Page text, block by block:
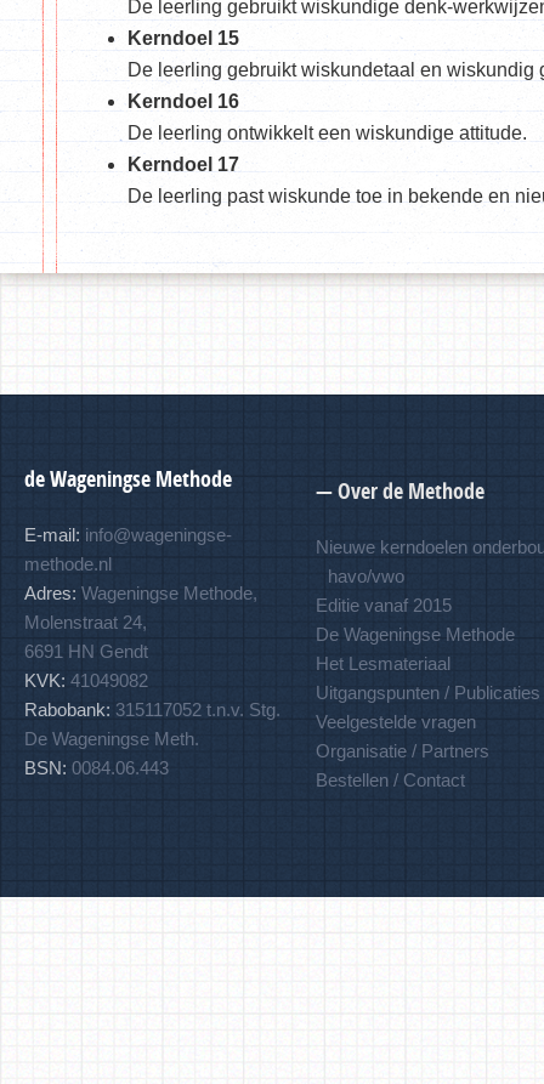
De leerling gebruikt wiskundige denk-
Kerndoel 15
De leerling gebruikt wiskundetaal en wiskundig
Kerndoel 16
De leerling ontwikkelt een wiskundige attitude.
Kerndoel 17
De leerling past wiskunde toe in bekende en
de Wageningse Methode
E-mail: info@wageningse-
methode.nl
Adres: Wageningse Methode,
Molenstraat 24,
6691 HN Gendt
KVK: 41049082
Rabobank: 315117052 t.n.v. Stg.
De Wageningse Meth.
BSN: 0084.06.443
— Over de Methode
Nieuwe kerndoelen
havo/vwo
Editie vanaf 2015
De Wageningse Methode
Het Lesmateriaal
Uitgangspunten / Publicaties
Veelgestelde vragen
Organisatie / Partners
Bestellen / Contact